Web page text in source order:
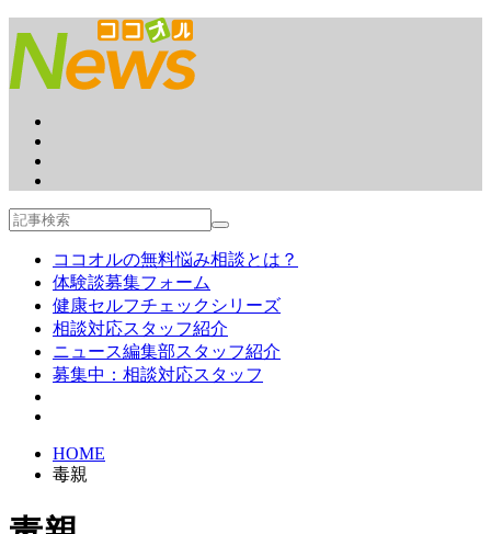
ココオルの無料悩み相談とは？
体験談募集フォーム
健康セルフチェックシリーズ
相談対応スタッフ紹介
ニュース編集部スタッフ紹介
募集中：相談対応スタッフ
HOME
毒親